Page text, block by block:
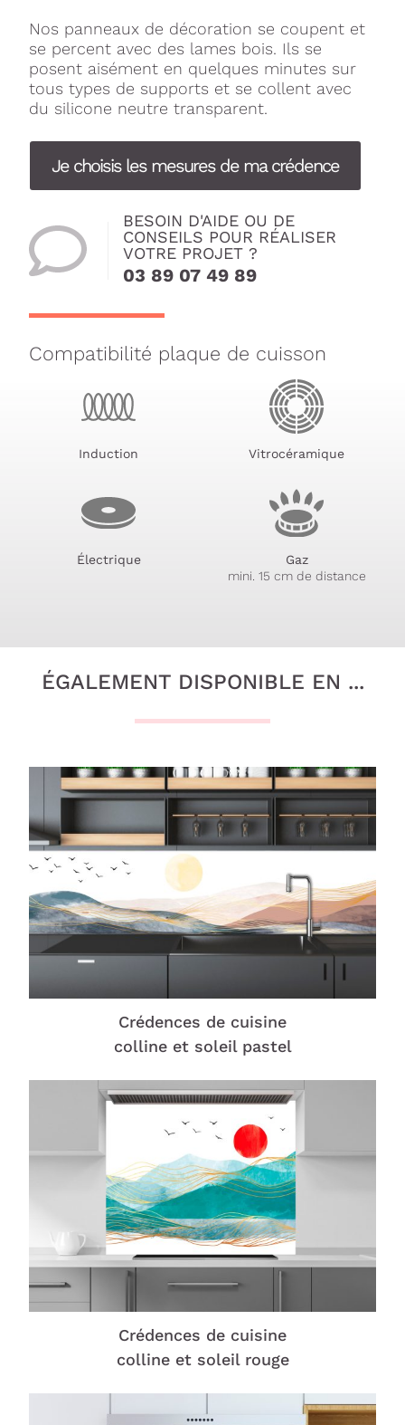
Nos panneaux de décoration se coupent et
se percent avec des lames bois. Ils se
posent aisément en quelques minutes sur
tous types de supports et se collent avec
du silicone neutre transparent.
Je choisis les mesures de ma crédence
BESOIN D'AIDE OU DE
CONSEILS POUR RÉALISER
VOTRE PROJET ?
03 89 07 49 89
Compatibilité plaque de cuisson
Induction Vitrocéramique
Électrique
Gaz
mini. 15 cm de distance
ÉGALEMENT DISPONIBLE EN ...
Crédences de cuisine
colline et soleil pastel
Crédences de cuisine
colline et soleil rouge